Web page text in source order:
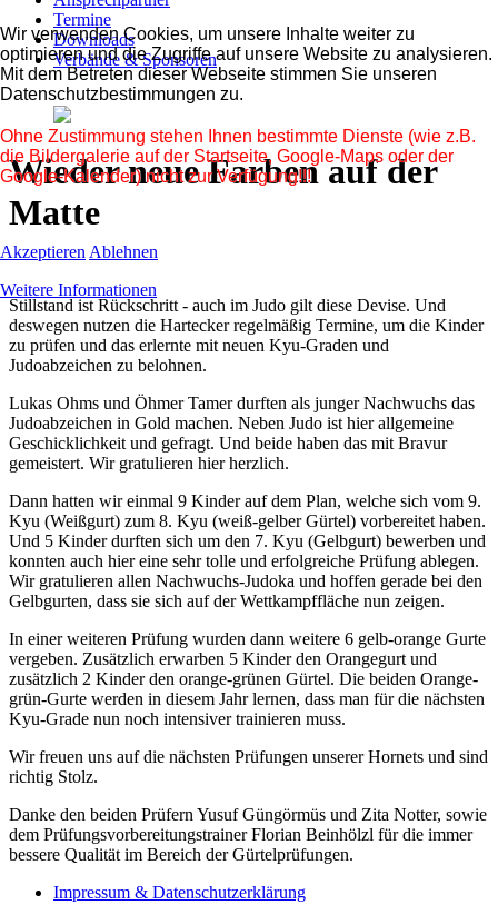
Termine
Downloads
Verbände & Sponsoren
Wieder neue Farben auf der
Matte
Stillstand ist Rückschritt - auch im Judo gilt diese Devise. Und
deswegen nutzen die Hartecker regelmäßig Termine, um die Kinder
zu prüfen und das erlernte mit neuen Kyu-Graden und
Judoabzeichen zu belohnen.
Lukas Ohms und Öhmer Tamer durften als junger Nachwuchs das
Judoabzeichen in Gold machen. Neben Judo ist hier allgemeine
Geschicklichkeit und gefragt. Und beide haben das mit Bravur
gemeistert. Wir gratulieren hier herzlich.
Dann hatten wir einmal 9 Kinder auf dem Plan, welche sich vom 9.
Kyu (Weißgurt) zum 8. Kyu (weiß-gelber Gürtel) vorbereitet haben.
Und 5 Kinder durften sich um den 7. Kyu (Gelbgurt) bewerben und
konnten auch hier eine sehr tolle und erfolgreiche Prüfung ablegen.
Wir gratulieren allen Nachwuchs-Judoka und hoffen gerade bei den
Gelbgurten, dass sie sich auf der Wettkampffläche nun zeigen.
In einer weiteren Prüfung wurden dann weitere 6 gelb-orange Gurte
vergeben. Zusätzlich erwarben 5 Kinder den Orangegurt und
zusätzlich 2 Kinder den orange-grünen Gürtel. Die beiden Orange-
grün-Gurte werden in diesem Jahr lernen, dass man für die nächsten
Kyu-Grade nun noch intensiver trainieren muss.
Wir freuen uns auf die nächsten Prüfungen unserer Hornets und sind
richtig Stolz.
Danke den beiden Prüfern Yusuf Güngörmüs und Zita Notter, sowie
dem Prüfungsvorbereitungstrainer Florian Beinhölzl für die immer
bessere Qualität im Bereich der Gürtelprüfungen.
Impressum & Datenschutzerklärung
Wir verwenden Cookies, um unsere Inhalte weiter zu
optimieren und die Zugriffe auf unsere Website zu analysieren.
Mit dem Betreten dieser Webseite stimmen Sie unseren
Datenschutzbestimmungen zu.
Ohne Zustimmung stehen Ihnen bestimmte Dienste (wie z.B.
die Bildergalerie auf der Startseite, Google-Maps oder der
Google-Kalender) nicht zur Verfügung!!!
Akzeptieren Ablehnen
Weitere Informationen